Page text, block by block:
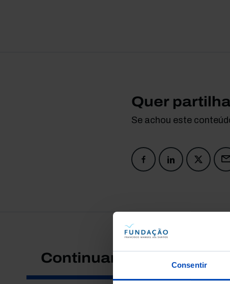
Consentir
Quer
Se achou este
Continuar a pesquisar